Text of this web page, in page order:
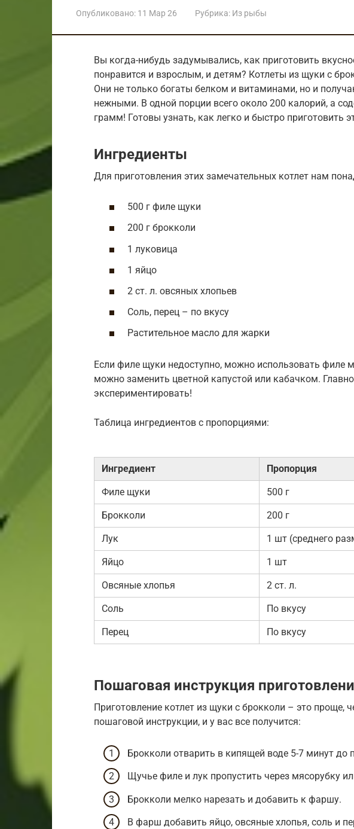
Опубликовано: 11 Мар 26 Рубрика: Из рыбы
Вы когда-нибудь задумывались, как приготовить
понравится и взрослым, и детям? Котлеты из щуки с
Они не только богаты белком и витаминами, но и
нежными. В одной порции всего около 200 калорий, а
грамм! Готовы узнать, как легко и быстро приготовить
Ингредиенты
Для приготовления этих замечательных котлет нам
500 г филе щуки
200 г брокколи
1 луковица
1 яйцо
2 ст. л. овсяных хлопьев
Соль, перец – по вкусу
Растительное масло для жарки
Если филе щуки недоступно, можно использовать филе
можно заменить цветной капустой или кабачком.
экспериментировать!
Таблица ингредиентов с пропорциями:
Ингредиент Пропорция
Филе щуки 500 г
Брокколи 200 г
Лук 1 шт (среднего
Яйцо 1 шт
Овсяные хлопья 2 ст. л.
Соль По вкусу
Перец По вкусу
Пошаговая инструкция
Приготовление котлет из щуки с брокколи – это проще,
пошаговой инструкции, и у вас все получится:
Брокколи отварить в кипящей воде 5-7 минут до
Щучье филе и лук пропустить через мясорубку
Брокколи мелко нарезать и добавить к фаршу.
В фарш добавить яйцо, овсяные хлопья, соль и